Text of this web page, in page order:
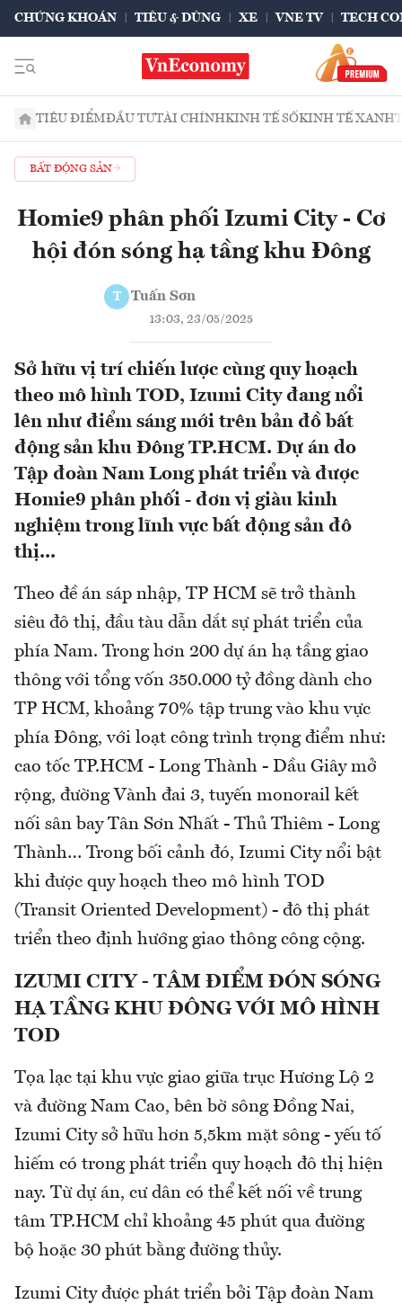
CHỨNG KHOÁN TIÊU & DÙNG XE VNE TV TECH
TIÊU ĐIỂMĐẦU TƯTÀI CHÍNHKINH TẾ SỐKINH TẾ XANH
BẤT ĐỘNG SẢN
Homie9 phân phối Izumi City - Cơ
hội đón sóng hạ tầng khu Đông
T Tuấn Sơn
13:03, 23/05/2025
Sở hữu vị trí chiến lược cùng quy hoạch
theo mô hình TOD, Izumi City đang nổi
lên như điểm sáng mới trên bản đồ bất
động sản khu Đông TP.HCM. Dự án do
Tập đoàn Nam Long phát triển và được
Homie9 phân phối - đơn vị giàu kinh
nghiệm trong lĩnh vực bất động sản đô
thị...
Theo đề án sáp nhập, TP HCM sẽ trở thành
siêu đô thị, đầu tàu dẫn dắt sự phát triển của
phía Nam. Trong hơn 200 dự án hạ tầng giao
thông với tổng vốn 350.000 tỷ đồng dành cho
TP HCM, khoảng 70% tập trung vào khu vực
phía Đông, với loạt công trình trọng điểm như:
cao tốc TP.HCM - Long Thành - Dầu Giây mở
rộng, đường Vành đai 3, tuyến monorail kết
nối sân bay Tân Sơn Nhất - Thủ Thiêm - Long
Thành… Trong bối cảnh đó, Izumi City nổi bật
khi được quy hoạch theo mô hình TOD
(Transit Oriented Development) - đô thị phát
triển theo định hướng giao thông công cộng.
IZUMI CITY - TÂM ĐIỂM ĐÓN SÓNG
HẠ TẦNG KHU ĐÔNG VỚI MÔ HÌNH
TOD
Tọa lạc tại khu vực giao giữa trục Hương Lộ 2
và đường Nam Cao, bên bờ sông Đồng Nai,
Izumi City sở hữu hơn 5,5km mặt sông - yếu tố
hiếm có trong phát triển quy hoạch đô thị hiện
nay. Từ dự án, cư dân có thể kết nối về trung
tâm TP.HCM chỉ khoảng 45 phút qua đường
bộ hoặc 30 phút bằng đường thủy.
Izumi City được phát triển bởi Tập đoàn Nam